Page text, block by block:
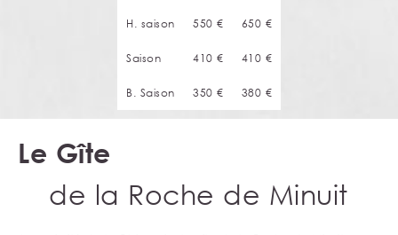
H. saison 550 € 650 €
Saison 410 € 410 €
B. Saison 350 € 380 €
Le Gîte
de la Roche de Minuit